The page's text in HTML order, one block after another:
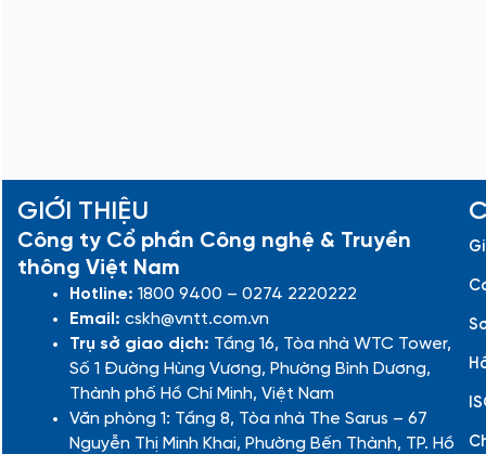
GIỚI THIỆU
Công ty Cổ phần Công nghệ & Truyền
thông Việt Nam
Hotline: 1800 9400 – 0274 2220222
Email: cskh@vntt.com.vn
Trụ sở giao dịch: Tầng 16, Tòa nhà WTC Tower,
Số 1 Đường Hùng Vương, Phường Bình Dương,
Thành phố Hồ Chí Minh, Việt Nam
Văn phòng 1: Tầng 8, Tòa nhà The Sarus – 67
Nguyễn Thị Minh Khai, Phường Bến Thành, TP. Hồ